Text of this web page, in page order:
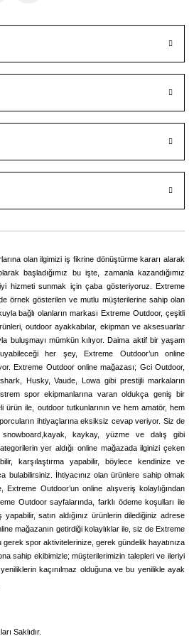
Maket Balık
Havale ile 369,93 ₺
Maket Balık
Havale ile 399,71 ₺
Sky Sardine Twilight Glow Line OR Sky Mullet
Impact 11cm 19gr Maket Yem
ile 1.364,27 ₺
Sand Chart Head Iwashi
Impact 9,5cm 11gr Maket Yem
Havale ile 986,47 ₺
olan ilgimizi iş fikrine dönüştürme kararı alarak
başladığımız bu işte, zamanla kazandığımız
hizmeti sunmak için çaba gösteriyoruz. Extreme
örnek gösterilen ve mutlu müşterilerine sahip olan
bağlı olanların markası Extreme Outdoor, çeşitli
outdoor ayakkabılar, ekipman ve aksesuarlar
buluşmayı mümkün kılıyor. Daima aktif bir yaşam
her şey, Extreme Outdoor’un online
Extreme Outdoor online mağazası; Gci Outdoor,
Husky, Vaude, Lowa gibi prestijli markaların
spor ekipmanlarına varan oldukça geniş bir
ürün ile, outdoor tutkunlarının ve hem amatör, hem
ihtiyaçlarına eksiksiz cevap veriyor. Siz de
snowboard,kayak, kaykay, yüzme ve dalış gibi
yer aldığı online mağazada ilginizi çeken
karşılaştırma yapabilir, böylece kendinize ve
bulabilirsiniz. İhtiyacınız olan ürünlere sahip olmak
Outdoor’un online alışveriş kolaylığından
Outdoor sayfalarında, farklı ödeme koşulları ile
satın aldığınız ürünlerin dilediğiniz adrese
mağazanın getirdiği kolaylıklar ile, siz de Extreme
spor aktivitelerinize, gerek gündelik hayatınıza
sahip ekibimizle; müşterilerimizin talepleri ve ileriyi
kaçınılmaz olduğuna ve bu yenilikle ayak
Saklıdır.